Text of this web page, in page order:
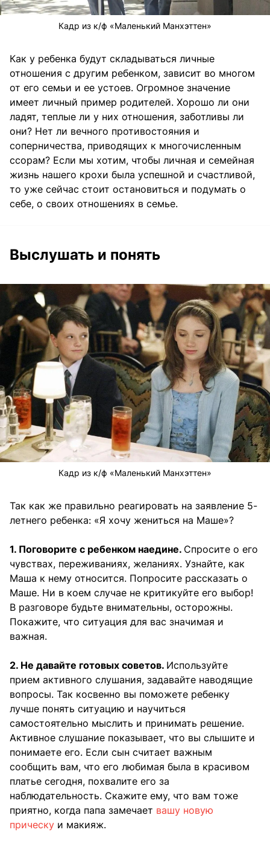
Кадр из к/ф «Маленький Манхэттен»
Как у ребенка будут складываться личные
отношения с другим ребенком, зависит во многом
от его семьи и ее устоев. Огромное значение
имеет личный пример родителей. Хорошо ли они
ладят, теплые ли у них отношения, заботливы ли
они? Нет ли вечного противостояния и
соперничества, приводящих к многочисленным
ссорам? Если мы хотим, чтобы личная и семейная
жизнь нашего крохи была успешной и счастливой,
то уже сейчас стоит остановиться и подумать о
себе, о своих отношениях в семье.
Выслушать и понять
Кадр из к/ф «Маленький Манхэттен»
Так как же правильно реагировать на заявление 5-
летнего ребенка: «Я хочу жениться на Маше»?
1. Поговорите с ребенком наедине. Спросите о его
чувствах, переживаниях, желаниях. Узнайте, как
Маша к нему относится. Попросите рассказать о
Маше. Ни в коем случае не критикуйте его выбор!
В разговоре будьте внимательны, осторожны.
Покажите, что ситуация для вас значимая и
важная.
2. Не давайте готовых советов. Используйте
прием активного слушания, задавайте наводящие
вопросы. Так косвенно вы поможете ребенку
лучше понять ситуацию и научиться
самостоятельно мыслить и принимать решение.
Активное слушание показывает, что вы слышите и
понимаете его. Если сын считает важным
сообщить вам, что его любимая была в красивом
платье сегодня, похвалите его за
наблюдательность. Скажите ему, что вам тоже
приятно, когда папа замечает вашу новую
прическу и макияж.